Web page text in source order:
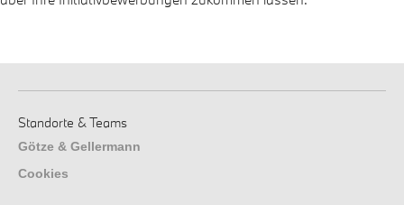
Standorte & Teams
Götze & Gellermann
Cookies